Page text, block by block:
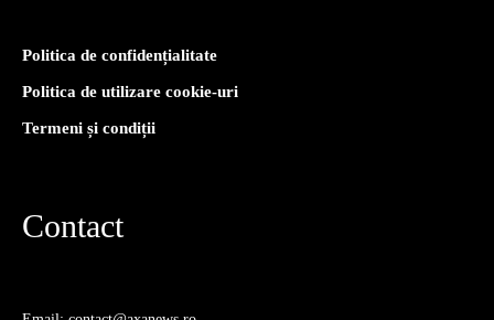
Politica de confidențialitate
Politica de utilizare cookie-uri
Termeni și condiții
Contact